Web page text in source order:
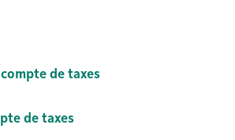
de taxes
de taxes